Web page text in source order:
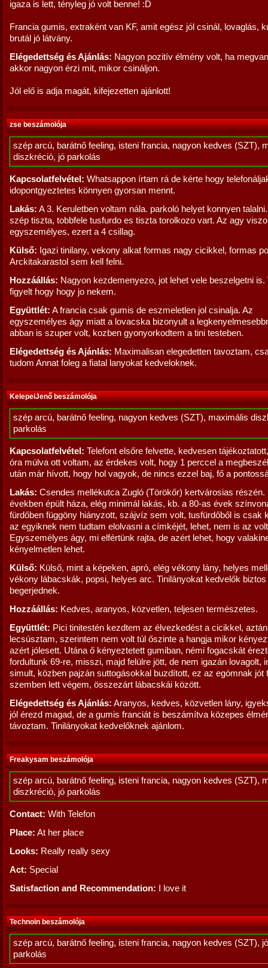
igaza is lett, tényleg jó volt benne! :D
Francia gumis, extraként van KF, amit egész jól csinál, lovaglás,
brutál jó látvány.
Elégedettség és Ajánlás: Nagyon pozitív élmény volt, ha
akkor nagyon érzi mit, mikor csináljon.
Jól elő is adja magát, kifejezetten ajánlott!
zse beszámolója
szép arcú, barátnő feeling, isteni francia, nagyon kedves (SZT),
diszkréció, jó parkolás
Kapcsolatfelvétel: Whatsappon írtam rá de kérte hogy
idopontgyeztetes könnyen gyorsan mennt.
Lakás: A 3. Keruletben voltam nála. parkoló helyet konnyen
szép tiszta, tobbfele tusfurdo es tiszta torolkozo vart. Az agy
egyszemélyes, ezert a 4 csillag.
Külső: Igazi tinilany, vekony alkat formas nagy cicikkel, formas
Arckitakarastol sem kell felni.
Hozzáállás: Nagyon kezdemenyezo, jot lehet vele beszelgetni is.
figyelt hogy hogy jo nekem.
Együttlét: A francia csak gumis de eszmeletlen jol csinalja. Az
egyszemélyes ágy miatt a lovacska bizonyult a
abban is szuper volt, kozben gyonyorkodtem a tini testeben.
Elégedettség és Ajánlás: Maximalisan elegedetten tavoztam,
tudom Annat foleg a fiatal lanyokat kedveloknek.
KelepeiJenő beszámolója
szép arcú, barátnő feeling, nagyon kedves (SZT), maximális
parkolás
Kapcsolatfelvétel: Telefont elsőre felvette, kedvesen
óra múlva ott voltam, az érdekes volt, hogy 1 perccel a
után már hívott, hogy hol vagyok, de nincs ezzel baj, fő a
Lakás: Csendes mellékutca Zugló (Törökőr) kertvárosias részén.
években épült háza, elég minimál lakás, kb. a 80-as évek
fürdőben függöny hiányzott, szájvíz sem volt, tusfürdőből is csak
az egyiknek nem tudtam elolvasni a címkéjét, lehet, nem is az
Egyszemélyes ágy, mi elfértünk rajta, de azért lehet, hogy
kényelmetlen lehet.
Külső: Külső, mint a képeken, apró, elég vékony lány, helyes
vékony lábacskák, popsi, helyes arc. Tinilányokat kedvelők biztos
begerjednek.
Hozzáállás: Kedves, aranyos, közvetlen, teljesen természetes.
Együttlét: Pici tinitestén kezdtem az élvezkedést a cicikkel, aztán
lecsúsztam, szerintem nem volt túl őszinte a hangja mikor
azért jólesett. Utána ő kényeztetett gumiban, némi fogacskát
fordultunk 69-re, misszi, majd felülre jött, de nem igazán lovagolt,
simult, közben pajzán suttogásokkal buzdított, ez az egómnak jót
szemben lett végem, összezárt lábacskái között.
Elégedettség és Ajánlás: Aranyos, kedves, közvetlen lány,
jól érezd magad, de a gumis franciát is beszámítva közepes
távoztam. Tinilányokat kedvelőknek ajánlom.
Freakysam beszámolója
szép arcú, barátnő feeling, isteni francia, nagyon kedves (SZT),
diszkréció, jó parkolás
Contact: With Telefon
Place: At her place
Looks: Really really sexy
Act: Special
Satisfaction and Recommendation: I love it
Technoin beszámolója
szép arcú, barátnő feeling, isteni francia, nagyon kedves (SZT), jó
parkolás